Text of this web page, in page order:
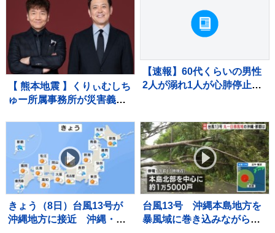
国際線は出国のピーク 国
内線には台風13号の影響が
【 熊本地震 】くりぃむしち
ゅー所属事務所が災害義援
ギュラー番組に出演させて
頂くなど、長年にわたり地
元との繋がりを大切にして
参りました」
【速報】60代くらいの男性
2人が溺れ1人が心肺停止
きょう（8日）台風13号が
沖縄地方に接近 沖縄・奄
台風13号 沖縄本島地方を
暴風域に巻き込みながら西